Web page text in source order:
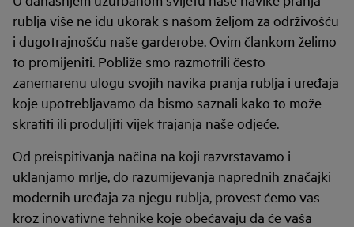
rublja više ne idu ukorak s našom željom za održivošću
i dugotrajnošću naše garderobe. Ovim člankom želimo
to promijeniti. Pobliže smo razmotrili često
zanemarenu ulogu svojih navika pranja rublja i uređaja
koje upotrebljavamo da bismo saznali kako to može
skratiti ili produljiti vijek trajanja naše odjeće.
Od preispitivanja načina na koji razvrstavamo i
uklanjamo mrlje, do razumijevanja naprednih značajki
modernih uređaja za njegu rublja, provest ćemo vas
kroz inovativne tehnike koje obećavaju da će vaša